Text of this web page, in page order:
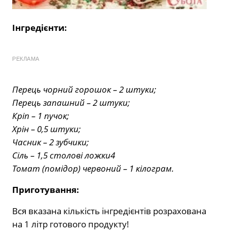
Інгредієнти:
РЕКЛАМА
Перець чорний горошок – 2 штуки;
Перець запашний – 2 штуки;
Кріп – 1 пучок;
Хрін – 0,5 штуки;
Часник – 2 зубчики;
Сіль – 1,5 столові ложки4
Томат (помідор) червоний – 1 кілограм.
Приготування:
Вся вказана кількість інгредієнтів розрахована
на 1 літр готового продукту!